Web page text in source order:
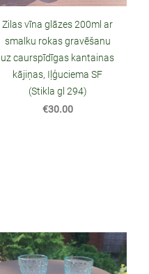
Zilas vīna glāzes 200ml ar
smalku rokas gravēšanu
uz caurspīdīgas kantainas
kājiņas, Iļģuciema SF
(Stikla gl 294)
€30.00